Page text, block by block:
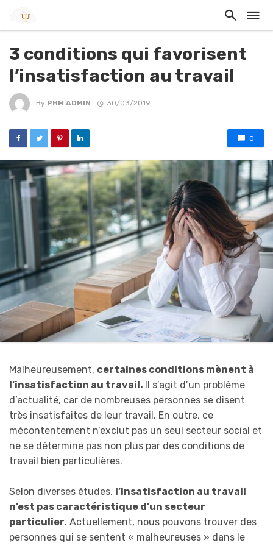
3 conditions qui favorisent
l’insatisfaction au travail
By PHM ADMIN 30/03/2019
0
Malheureusement, certaines conditions mènent à
l’insatisfaction au travail. Il s’agit d’un problème
d’actualité, car de nombreuses personnes se disent
très insatisfaites de leur travail. En outre, ce
mécontentement n’exclut pas un seul secteur social et
ne se détermine pas non plus par des conditions de
travail bien particulières.
Selon diverses études, l’insatisfaction au travail
n’est pas caractéristique d’un secteur
particulier. Actuellement, nous pouvons trouver des
personnes qui se sentent « malheureuses » dans le